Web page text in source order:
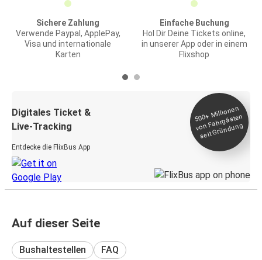
Sichere Zahlung
Verwende Paypal, ApplePay,
Visa und internationale
Karten
Einfache Buchung
Hol Dir Deine Tickets online,
in unserer App oder in einem
Flixshop
Digitales Ticket &
Live-Tracking
Entdecke die FlixBus App
500+
Millionen
von Fahrgästen
seit
Gründung
Auf dieser Seite
Bushaltestellen FAQ